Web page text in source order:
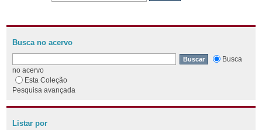
Busca no acervo
Busca
no acervo
Esta Coleção
Pesquisa avançada
Listar por